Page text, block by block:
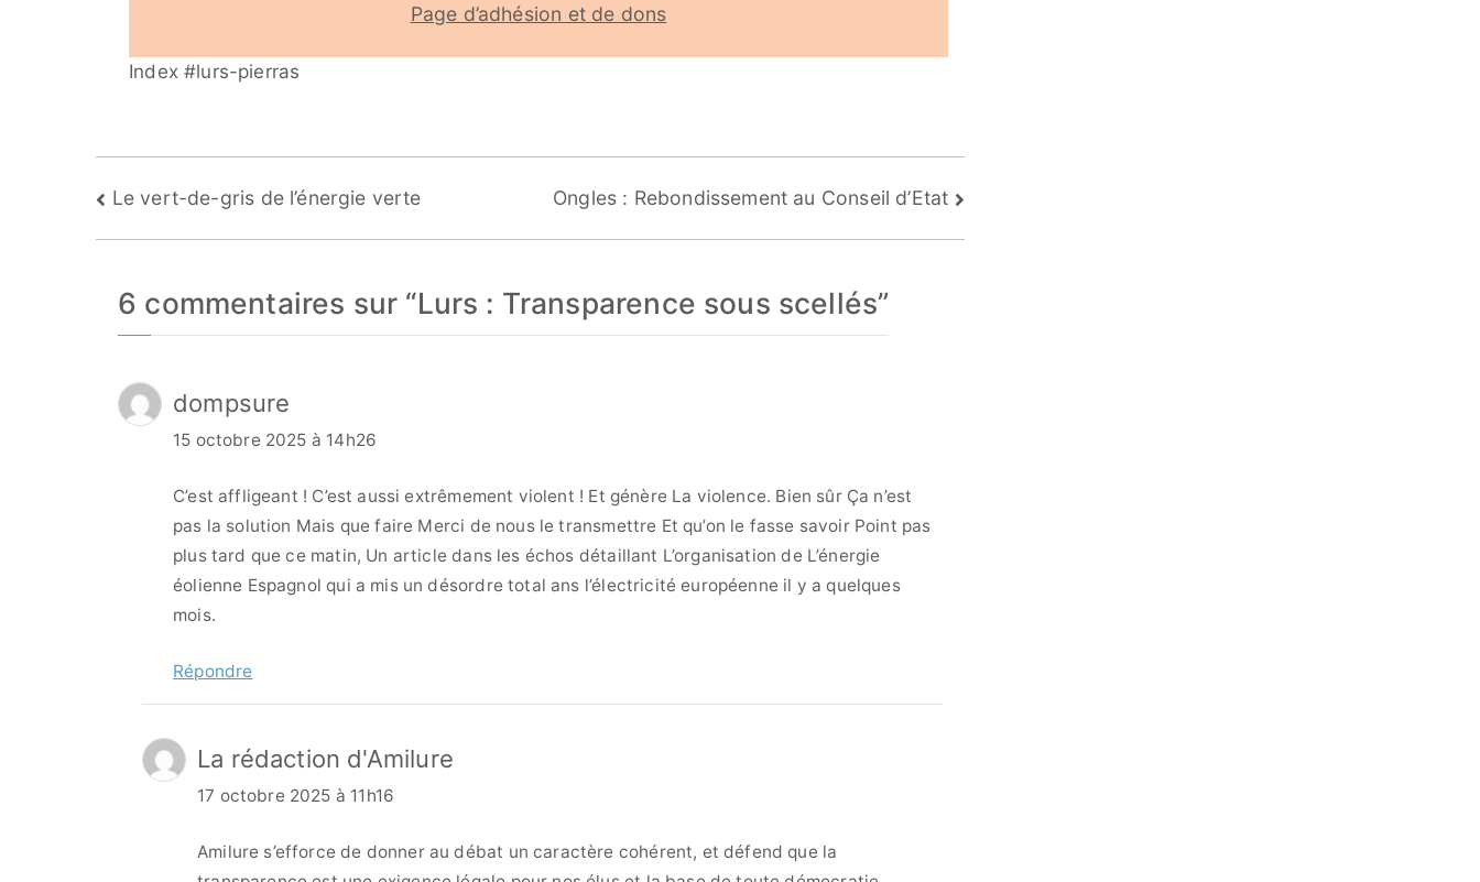
Page d’adhésion et de dons
Index #lurs-pierras
Navigation
de
Le vert-de-gris de l’énergie verte Ongles : Rebondissement au Conseil d’Etat
6 commentaires sur “Lurs : Transparence sous scellés”
dompsure
15 octobre 2025 à 14h26
C’est affligeant ! C’est aussi extrêmement violent ! Et génère La violence. Bien sûr Ça n’est
pas la solution Mais que faire Merci de nous le transmettre Et qu’on le fasse savoir Point pas
plus tard que ce matin, Un article dans les échos détaillant L’organisation de L’énergie
éolienne Espagnol qui a mis un désordre total ans l’électricité européenne il y a quelques
mois.
Répondre
La rédaction d'Amilure
17 octobre 2025 à 11h16
Amilure s’efforce de donner au débat un caractère cohérent, et défend que la